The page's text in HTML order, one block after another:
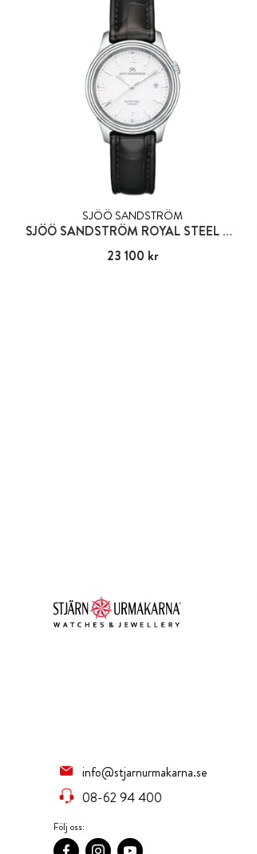
SJÖÖ SANDSTRÖM
SJÖÖ SANDSTRÖM ROYAL STEEL CLASSIC 41MM
Pris:23 100 kr
23 100 kr
info@stjarnurmakarna.se
08-62 94 400
Följ oss: